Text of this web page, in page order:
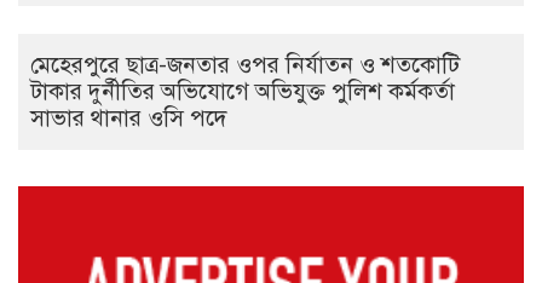
মেহেরপুরে ছাত্র-জনতার ওপর নির্যাতন ও শতকোটি
টাকার দুর্নীতির অভিযোগে অভিযুক্ত পুলিশ কর্মকর্তা
সাভার থানার ওসি পদে